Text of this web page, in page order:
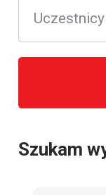
Uczestnicy
Szukam